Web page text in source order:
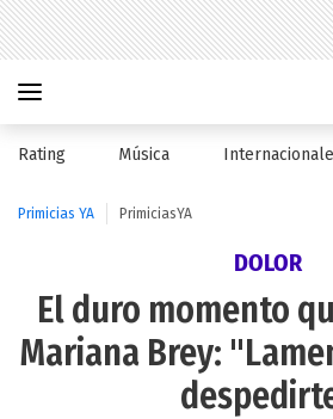
Rating Música
Primicias YA PrimiciasYA
DOLOR
El duro momento
Mariana Brey: